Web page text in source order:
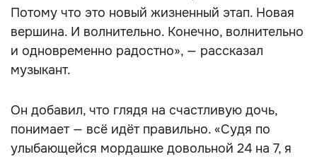
Потому что это новый жизненный этап. Новая
вершина. И волнительно. Конечно, волнительно
и одновременно радостно», — рассказал
музыкант.
Он добавил, что глядя на счастливую дочь,
понимает — всё идёт правильно. «Судя по
улыбающейся мордашке довольной 24 на 7, я